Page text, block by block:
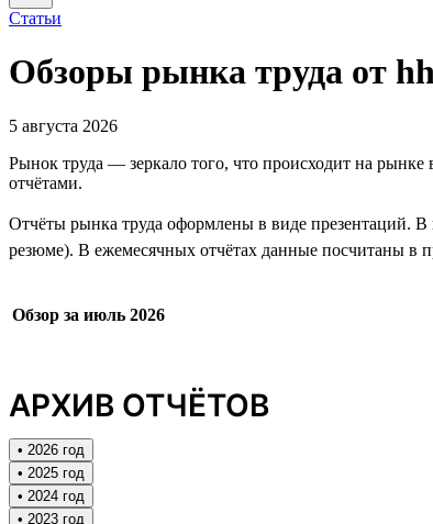
Статьи
Обзоры рынка труда от
5 августа 2026
Рынок труда — зеркало того, что происходит на
отчётами.
Отчёты рынка труда оформлены в виде презентаций. В
резюме). В ежемесячных отчётах данные посчитаны в
Обзор за июль 2026
АРХИВ ОТЧЁТОВ
• 2026 год
• 2025 год
• 2024 год
• 2023 год